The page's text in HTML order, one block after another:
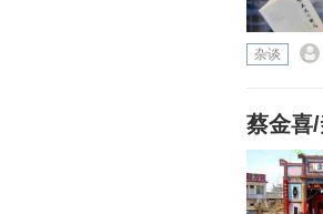
杂谈
蔡金喜